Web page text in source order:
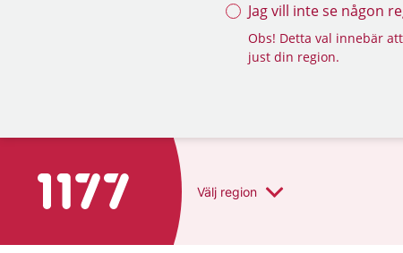
Jag vill inte se någon
Obs! Detta val innebär
just din region.
Till startsidan för 1177 Välj region